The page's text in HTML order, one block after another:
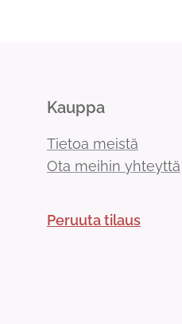
Kauppa
Tietoa meistä
Ota meihin yhteyttä
Peruuta tilaus